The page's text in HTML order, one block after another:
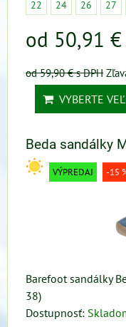
22 24 26 27
od 50,91 €
od 59,90 €s DPH
VYBERTE
Beda sandálky
VÝPREDAJ -15
Barefoot sandálky
38)
Dostupnosť: